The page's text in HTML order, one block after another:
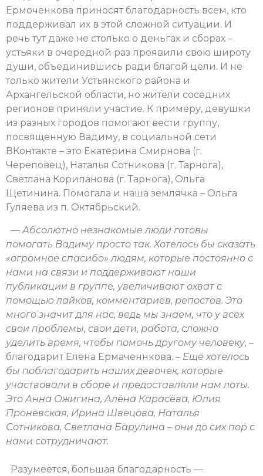
Ермоченкова приносят благодарность всем, кто
поддерживал их в этой сложной ситуации. И
речь тут даже не столько о деньгах и сборах –
устьяки в очередной раз проявили свою широту
души, объединившись ради благой цели. И не
только жители Устьянского района и
Архангельской области, но жители соседних
регионов приняли участие. К примеру, девушки
из разных городов помогают вести группу,
посвященную Вадиму, в социальной сети
ВКонтакте – это Екатерина Смирнова (г.
Череповец), Наталья Сотникова (г. Тарнога),
Светлана Корипанова (г. Тарнога), Ольга
Щетинина. Помогала и наша землячка – Ольга
Гуляева из п. Октябрьский.
— Абсолютно незнакомые люди готовы
помогать Вадиму просто так. Хотелось бы сказать
«огромное спасибо» людям, которые постоянно с
нами на связи и поддерживают наши
публикации в группе, увеличивают охват с
помощью лайков, комментариев, репостов. Это
много значит для нас, ведь мы знаем, что у всех
свои проблемы, свои дети, работа, сложно
уделить время, чтобы помочь другому человеку, –
благодарит Елена Ермаченнкова. – Ещё хотелось
бы поблагодарить наших девочек, которые
участвовали в сборе и предоставляли нам лоты.
Это Анна Ожигина, Алёна Карасёва, Юлия
Проневская, Ирина Швецова, Наталья
Сотникова, Светлана Барулина – они до сих пор с
нами сотрудничают.
Разумеется, большая благодарность —